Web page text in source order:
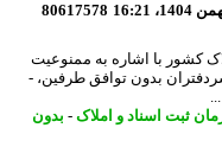
80617578
با اشاره به ممنوعیت
بدون توافق طرفین، -
اسناد و املاک-بدون